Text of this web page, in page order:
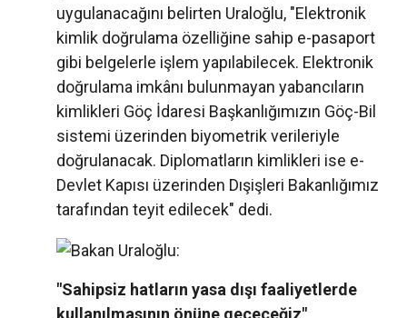
uygulanacağını belirten Uraloğlu, "Elektronik
kimlik doğrulama özelliğine sahip e-pasaport
gibi belgelerle işlem yapılabilecek. Elektronik
doğrulama imkânı bulunmayan yabancıların
kimlikleri Göç İdaresi Başkanlığımızın Göç-Bil
sistemi üzerinden biyometrik verileriyle
doğrulanacak. Diplomatların kimlikleri ise e-
Devlet Kapısı üzerinden Dışişleri Bakanlığımız
tarafından teyit edilecek" dedi.
"Sahipsiz hatların yasa dışı faaliyetlerde
kullanılmasının önüne geçeceğiz"